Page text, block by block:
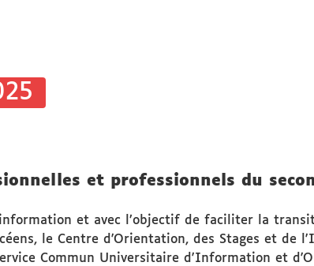
et professionnels du
et avec l’objectif de faciliter la
le Centre d'Orientation, des Stages et de
Commun Universitaire d'Information et